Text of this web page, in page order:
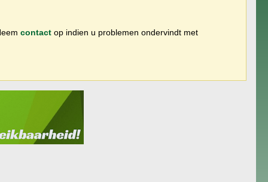
contact op indien u problemen ondervindt met